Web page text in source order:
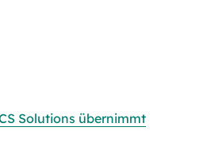
Solutions übernimmt